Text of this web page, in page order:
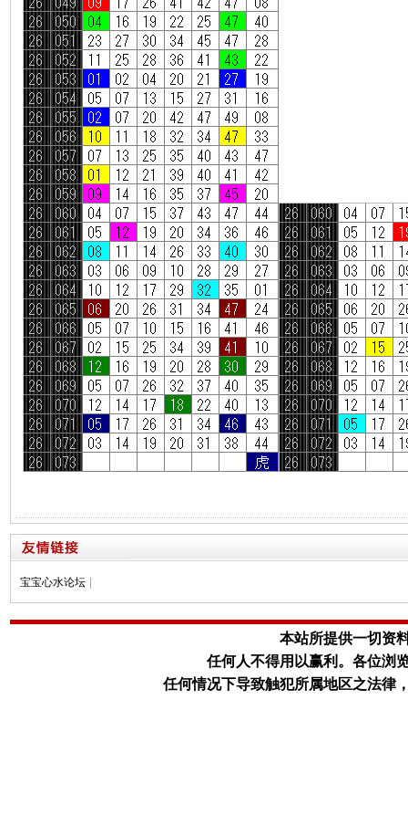
宝宝心水论坛
本站所提供一切资
任何人不得用以赢利。 各位浏
任何情况下导致触犯所属地区之法律